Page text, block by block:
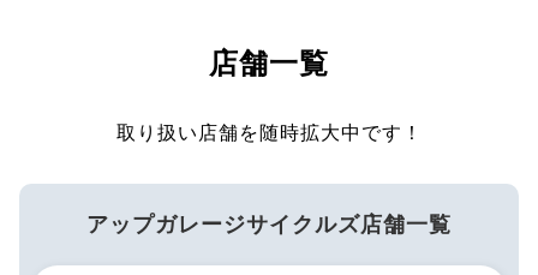
店舗一覧
取り扱い店舗を随時拡大中です！
アップガレージサイクルズ店舗一覧